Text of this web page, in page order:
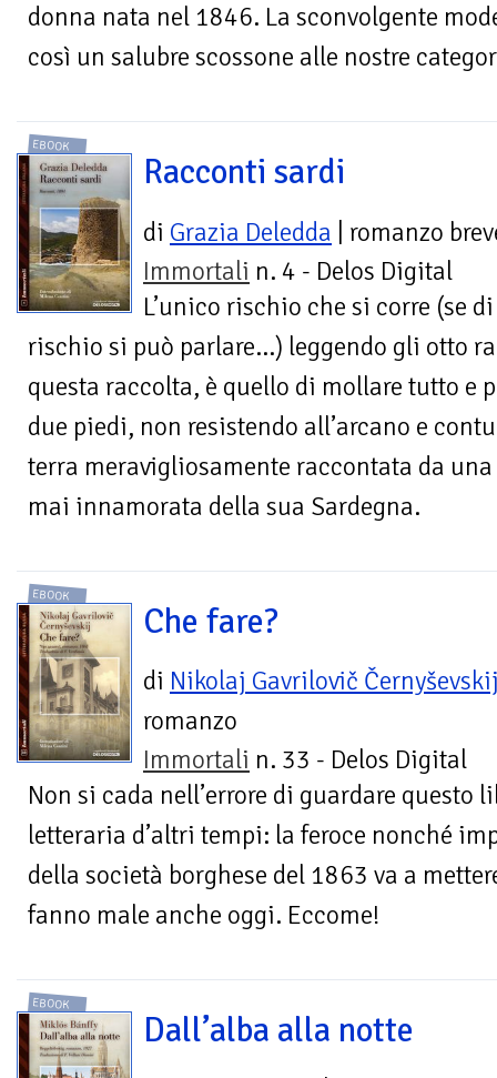
donna nata nel 1846. La sconvolgente
così un salubre scossone alle nostre
EBOOK
Racconti sardi
di Grazia Deledda | romanzo
Immortali n. 4 - Delos Digital
L’unico rischio che si corre (se di
rischio si può parlare…) leggendo gli otto
questa raccolta, è quello di mollare tutto e
due piedi, non resistendo all’arcano e
terra meravigliosamente raccontata da
mai innamorata della sua Sardegna.
EBOOK
Che fare?
di Nikolaj Gavrilovič
romanzo
Immortali n. 33 - Delos Digital
Non si cada nell’errore di guardare questo
letteraria d’altri tempi: la feroce nonché
della società borghese del 1863 va a
fanno male anche oggi. Eccome!
EBOOK
Dall’alba alla notte